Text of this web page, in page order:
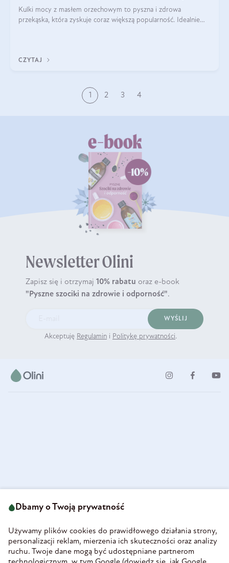
Kulki mocy z masłem orzechowym to pyszna i zdrowa
przekąska, która zyskuje coraz większą popularność. Idealnie
CZYTAJ
1 2 3 4
Newsletter Olini
Zapisz się i otrzymaj 10% rabatu oraz e-book
"Pyszne szociki na zdrowie i odporność".
WYŚLIJ
Akceptuję Regulamin i Politykę prywatności.
58-160 Świebodzice
REGON 890213034
INFORMACJE
Dbamy o Twoją prywatność
Używamy plików cookies do prawidłowego działania strony,
personalizacji reklam, mierzenia ich skuteczności oraz analizy
ruchu. Twoje dane mogą być udostępniane partnerom